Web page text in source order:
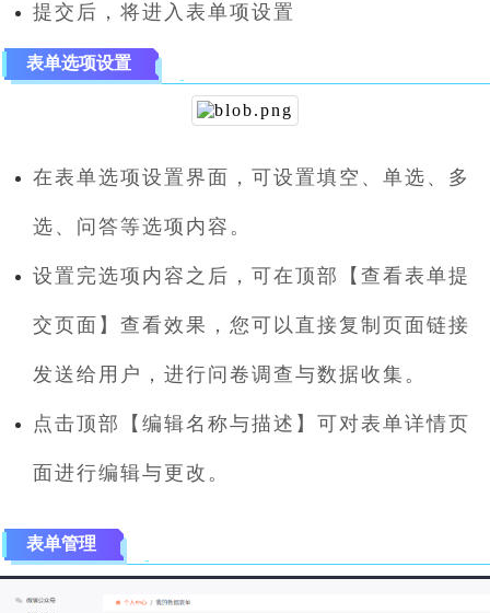
提交后，将进入表单项设置
表单选项设置
在表单选项设置界面，可设置填空、单选、多
选、问答等选项内容。
设置完选项内容之后，可在顶部【查看表单提
交页面】查看效果，您可以直接复制页面链接
发送给用户，进行问卷调查与数据收集。
点击顶部【编辑名称与描述】可对表单详情页
面进行编辑与更改。
表单管理